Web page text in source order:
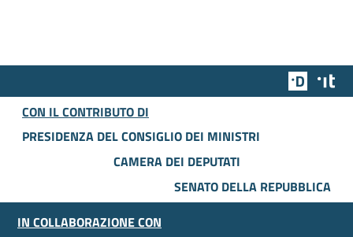
Team
CON IL CONTRIBUTO DI
PRESIDENZA DEL CONSIGLIO DEI MINISTRI
CAMERA DEI DEPUTATI
SENATO DELLA REPUBBLICA
IN COLLABORAZIONE CON